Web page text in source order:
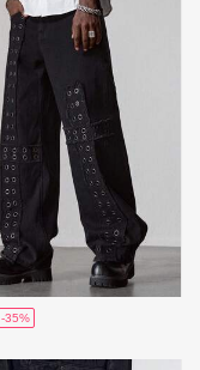
-35%